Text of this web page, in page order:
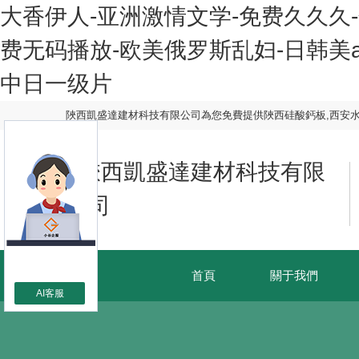
大香伊人-亚洲激情文学-免费久久
费无码播放-欧美俄罗斯乱妇-日韩
中日一级片
陜西凱盛達建材科技有限公司為您免費提供陜西硅酸鈣板,西安
首頁 關于我們
AI客服